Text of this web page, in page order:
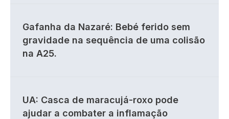
Gafanha da Nazaré: Bebé ferido sem
gravidade na sequência de uma colisão
na A25.
UA: Casca de maracujá-roxo pode
ajudar a combater a inflamação